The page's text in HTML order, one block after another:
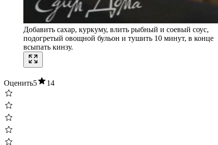
Добавить сахар, куркуму, влить рыбный и соевый соус,
подогретый овощной бульон и тушить 10 минут, в конце
всыпать кинзу.
Оценить5 14